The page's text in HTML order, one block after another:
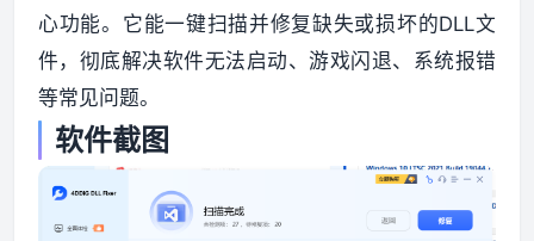
技术分享
值得一看
资源资讯
心功能。它能一键扫描并修复缺失或损坏的DLL文
件，彻底解决软件无法启动、游戏闪退、系统报错
等常见问题。
软件截图